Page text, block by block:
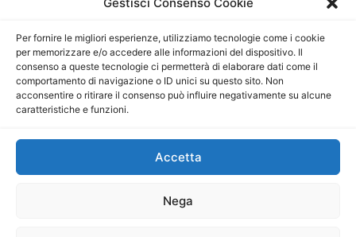
Per fornire le migliori esperienze, utilizziamo tecnologie come i cookie
per memorizzare e/o accedere alle informazioni del dispositivo. Il
consenso a queste tecnologie ci permetterà di elaborare dati come il
comportamento di navigazione o ID unici su questo sito. Non
acconsentire o ritirare il consenso può influire negativamente su alcune
caratteristiche e funzioni.
Accetta
Nega
Direttore Editoriale: Maurizio Scaglione
Direttore Responsabile: Maria Calabrese
P.IVA: 06334930820
Mercurio Comunicazione Società Cooperativa a r.l. è
iscritta al Registro degli Operatori di Comunicazione al